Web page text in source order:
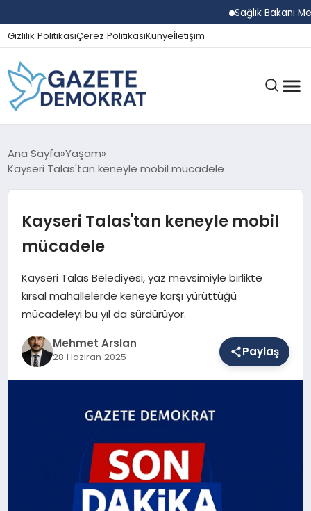
Sağlık Bakanı
Gizlilik PolitikasıÇerez PolitikasıKünyeİletişim
GÜNDEM
SPOR
SAĞLIK
Ana Sayfa Yaşam
Kayseri Talas'tan keneyle mobil mücadele
Kayseri Talas'tan keneyle mobil
mücadele
Kayseri Talas Belediyesi, yaz mevsimiyle birlikte
kırsal mahallelerde keneye karşı yürüttüğü
mücadeleyi bu yıl da sürdürüyor.
Mehmet Arslan
28 Haziran 2025 Paylaş